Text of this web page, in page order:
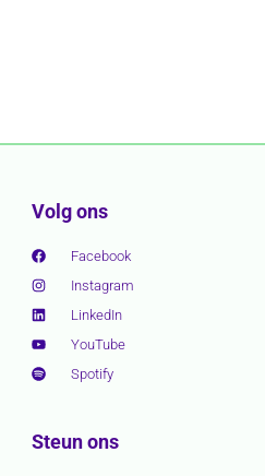
Volg ons
Facebook
Instagram
LinkedIn
YouTube
Spotify
Steun ons